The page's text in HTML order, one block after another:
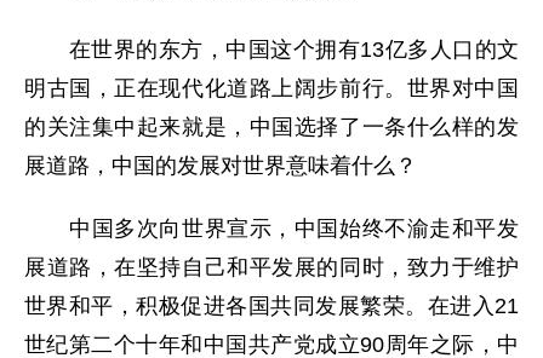
在世界的东方，中国这个拥有13亿多人口的文
明古国，正在现代化道路上阔步前行。世界对中国
的关注集中起来就是，中国选择了一条什么样的发
展道路，中国的发展对世界意味着什么？
中国多次向世界宣示，中国始终不渝走和平发
展道路，在坚持自己和平发展的同时，致力于维护
世界和平，积极促进各国共同发展繁荣。在进入21
世纪第二个十年和中国共产党成立90周年之际，中